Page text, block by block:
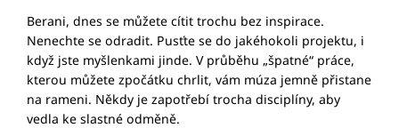
Berani, dnes se můžete cítit trochu bez inspirace.
Nenechte se odradit. Pusťte se do jakéhokoli projektu, i
když jste myšlenkami jinde. V průběhu „špatné“ práce,
kterou můžete zpočátku chrlit, vám múza jemně přistane
na rameni. Někdy je zapotřebí trocha disciplíny, aby
vedla ke slastné odměně.